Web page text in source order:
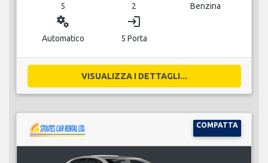
5 2 Benzina
miscellaneous_services
Automatico
login
5 Porta
VISUALIZZA I DETTAGLI...
COMPATTA